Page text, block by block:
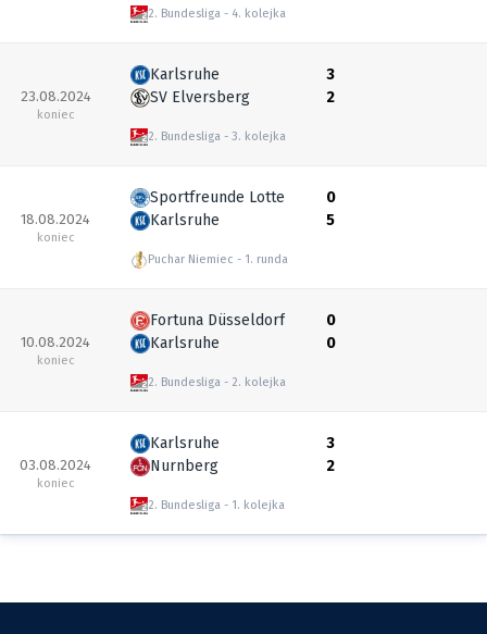
2. Bundesliga 4. kolejka
23.08.2024
koniec
Karlsruhe
SV Elversberg
2. Bundesliga 3. kolejka
3
2
18.08.2024
koniec
Sportfreunde Lotte
Karlsruhe
Puchar Niemiec 1. runda
0
5
10.08.2024
koniec
Fortuna Düsseldorf
Karlsruhe
2. Bundesliga 2. kolejka
0
0
03.08.2024
koniec
Karlsruhe
Nurnberg
2. Bundesliga 1. kolejka
3
2